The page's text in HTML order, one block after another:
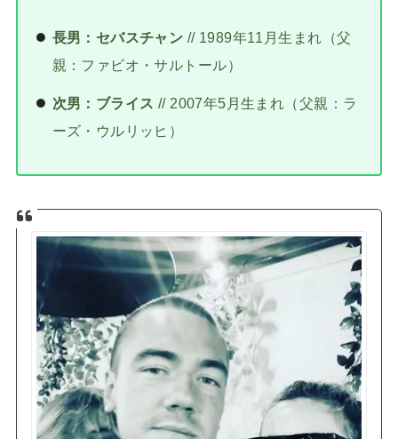
長男：セバスチャン // 1989年11月生まれ（父
親：ファビオ・サルトール）
次男：ブライス // 2007年5月生まれ（父親：ラ
ーズ・ウルリッヒ）